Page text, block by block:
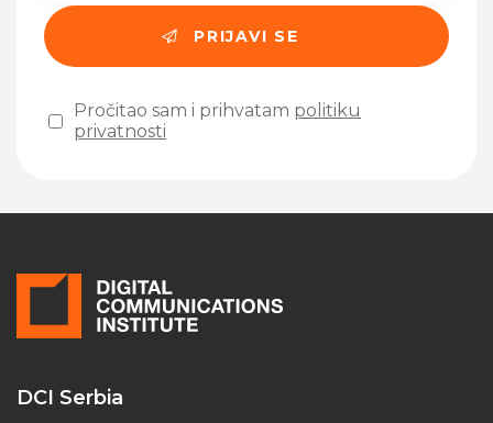
Pročitao sam i prihvatam politiku
privatnosti
DCI Serbia